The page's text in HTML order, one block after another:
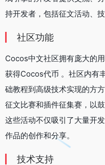
持开发者，包括征文活动、
社区功能
Cocos中文社区拥有庞大的
获得Cocos代币 。社区内有
础教程到高级技术实现的方
征文比赛和插件征集赛，以
这些活动不仅吸引了大量开
作品的创作和分享‌。
技术支持